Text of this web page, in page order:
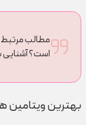
مطالب
است؟ آشنایی
بهترین ویتامین